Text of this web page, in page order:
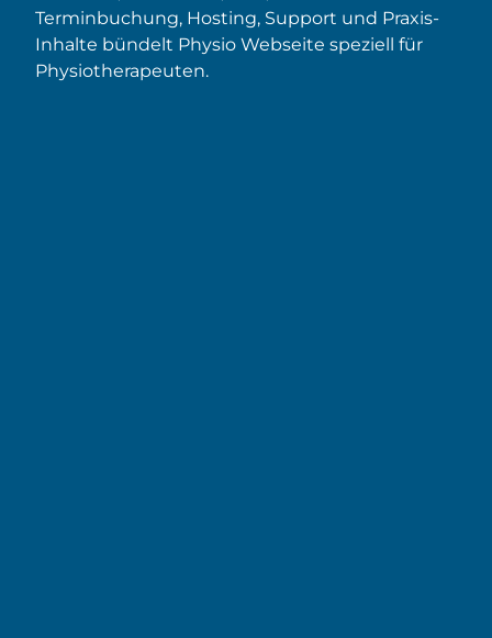
Terminbuchung, Hosting, Support und Praxis-
Inhalte bündelt Physio Webseite speziell für
Physiotherapeuten.